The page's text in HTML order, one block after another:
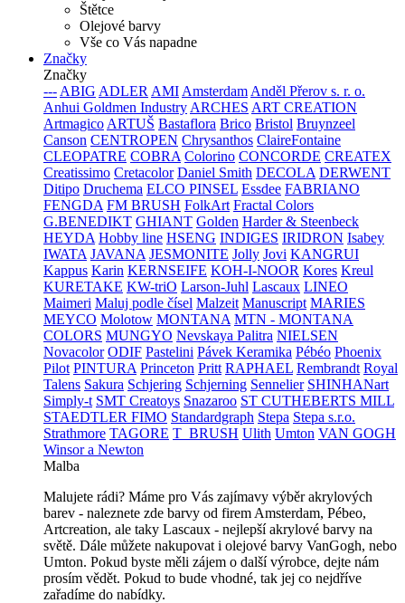
Štětce
Olejové barvy
Vše co Vás napadne
Značky
Značky
--- ABIG ADLER AMI Amsterdam Anděl Přerov s. r. o.
Anhui Goldmen Industry ARCHES ART CREATION
Artmagico ARTUŠ Bastaflora Brico Bristol Bruynzeel
Canson CENTROPEN Chrysanthos ClaireFontaine
CLEOPATRE COBRA Colorino CONCORDE CREATEX
Creatissimo Cretacolor Daniel Smith DECOLA DERWENT
Ditipo Druchema ELCO PINSEL Essdee FABRIANO
FENGDA FM BRUSH FolkArt Fractal Colors
G.BENEDIKT GHIANT Golden Harder & Steenbeck
HEYDA Hobby line HSENG INDIGES IRIDRON Isabey
IWATA JAVANA JESMONITE Jolly Jovi KANGRUI
Kappus Karin KERNSEIFE KOH-I-NOOR Kores Kreul
KURETAKE KW-triO Larson-Juhl Lascaux LINEO
Maimeri Maluj podle čísel Malzeit Manuscript MARIES
MEYCO Molotow MONTANA MTN - MONTANA
COLORS MUNGYO Nevskaya Palitra NIELSEN
Novacolor ODIF Pastelini Pávek Keramika Pébéo Phoenix
Pilot PINTURA Princeton Pritt RAPHAEL Rembrandt Royal
Talens Sakura Schjering Schjerning Sennelier SHINHANart
Simply-t SMT Creatoys Snazaroo ST CUTHEBERTS MILL
STAEDTLER FIMO Standardgraph Stepa Stepa s.r.o.
Strathmore TAGORE T_BRUSH Ulith Umton VAN GOGH
Winsor a Newton
Malba
Malujete rádi? Máme pro Vás zajímavy výběr akrylových
barev - naleznete zde barvy od firem Amsterdam, Pébeo,
Artcreation, ale taky Lascaux - nejlepší akrylové barvy na
světě. Dále můžete nakupovat i olejové barvy VanGogh, nebo
Umton. Pokud byste měli zájem o další výrobce, dejte nám
prosím vědět. Pokud to bude vhodné, tak jej co nejdříve
zařadíme do nabídky.